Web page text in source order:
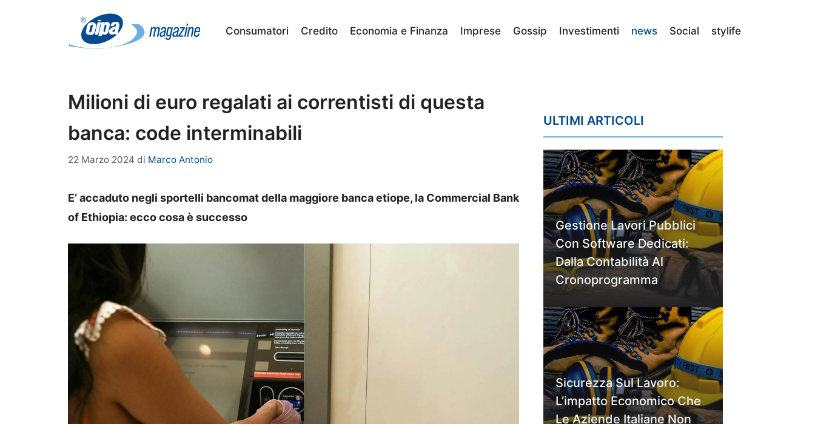
Consumatori Credito Economia e Finanza Imprese Gossip Investimenti news Social stylife
Milioni di euro regalati ai correntisti di questa
banca: code interminabili
22 Marzo 2024 di Marco Antonio
E’ accaduto negli sportelli bancomat della maggiore banca etiope, la Commercial Bank
of Ethiopia: ecco cosa è successo
ULTIMI ARTICOLI
Gestione Lavori Pubblici
Con Software Dedicati:
Dalla Contabilità Al
Cronoprogramma
Sicurezza Sul Lavoro:
L’impatto Economico Che
Le Aziende Italiane Non